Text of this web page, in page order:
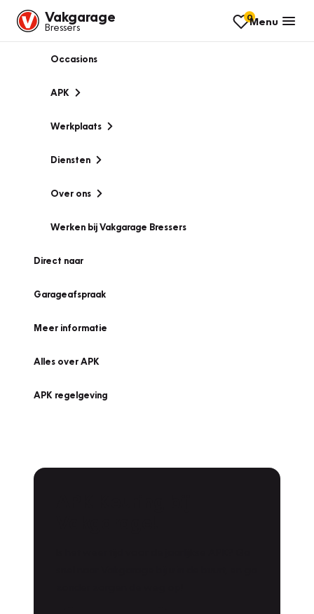
Vakgarage
Bressers
0Menu
Occasions
APK
Werkplaats
Diensten
Over ons
Werken bij Vakgarage Bressers
Direct naar
Garageafspraak
Meer informatie
Alles over APK
APK regelgeving